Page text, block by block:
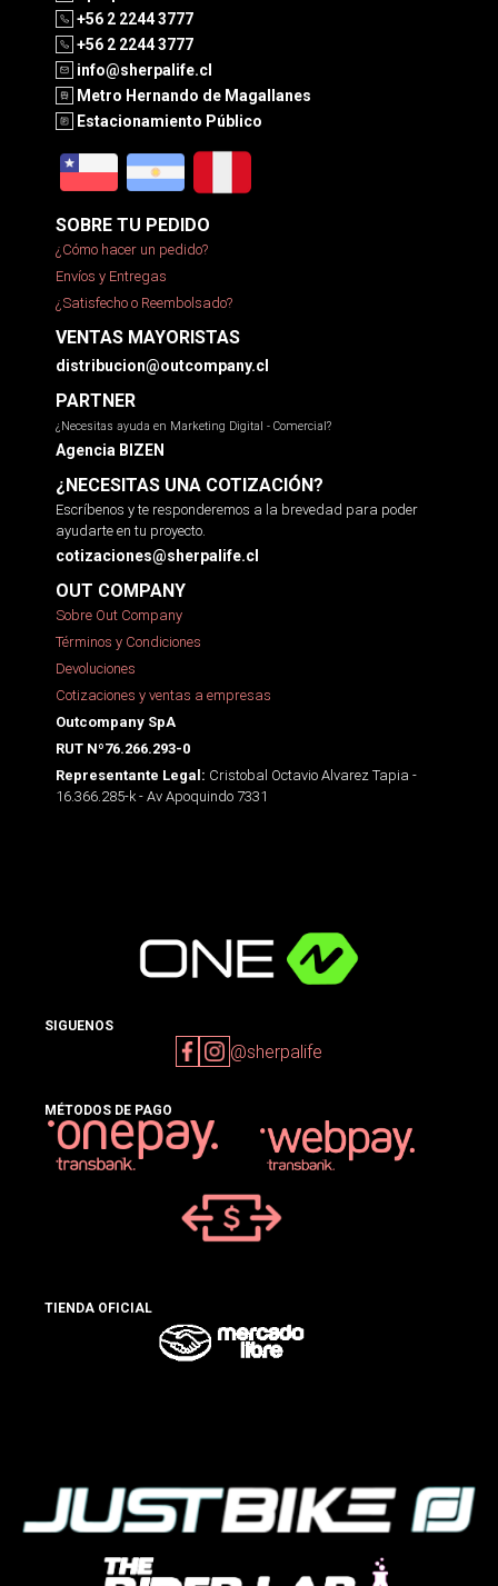
+56 2 2244 3777
+56 2 2244 3777
info@sherpalife.cl
Metro Hernando de Magallanes
Estacionamiento Público
SOBRE TU PEDIDO
¿Cómo hacer un pedido?
Envíos y Entregas
¿Satisfecho o Reembolsado?
VENTAS MAYORISTAS
distribucion@outcompany.cl
PARTNER
¿Necesitas ayuda en Marketing Digital - Comercial?
Agencia BIZEN
¿NECESITAS UNA COTIZACIÓN?
Escríbenos y te responderemos a la brevedad para poder
ayudarte en tu proyecto.
cotizaciones@sherpalife.cl
OUT COMPANY
Sobre Out Company
Términos y Condiciones
Devoluciones
Cotizaciones y ventas a empresas
Outcompany SpA
RUT Nº76.266.293-0
Representante Legal: Cristobal Octavio Alvarez Tapia -
16.366.285-k - Av Apoquindo 7331
SIGUENOS
@sherpalife
MÉTODOS DE PAGO
TIENDA OFICIAL